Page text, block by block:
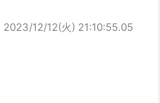
2023/12/12(火) 21:10:55.05